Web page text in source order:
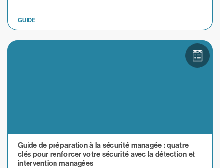
GUIDE
Guide de préparation à la sécurité managée : quatre
clés pour renforcer votre sécurité avec la détection et
intervention managées